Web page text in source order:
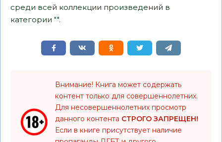
среди всей коллекции произведений в
категории "".
Внимание! Книга может содержать
контент только для совершеннолетних.
Для несовершеннолетних просмотр
данного контента СТРОГО ЗАПРЕЩЕН!
Если в книге присутствует наличие